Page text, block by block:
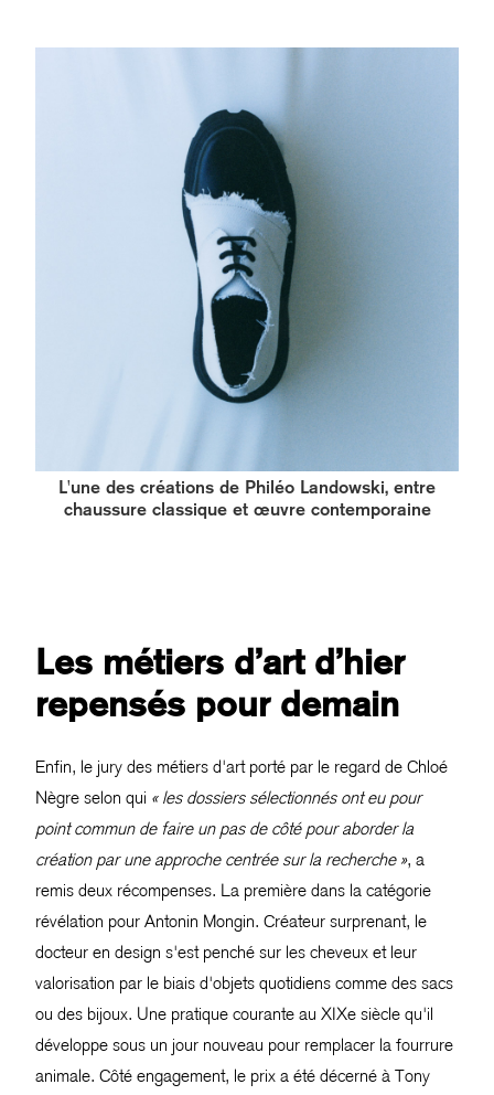
L'une des créations de Philéo Landowski, entre
chaussure classique et œuvre contemporaine
Les métiers d’art d’hier
repensés pour demain
Enfin, le jury des métiers d'art porté par le regard de Chloé
Nègre selon qui « les dossiers sélectionnés ont eu pour
point commun de faire un pas de côté pour aborder la
création par une approche centrée sur la recherche », a
remis deux récompenses. La première dans la catégorie
révélation pour Antonin Mongin. Créateur surprenant, le
docteur en design s'est penché sur les cheveux et leur
valorisation par le biais d'objets quotidiens comme des sacs
ou des bijoux. Une pratique courante au XIXe siècle qu'il
développe sous un jour nouveau pour remplacer la fourrure
animale. Côté engagement, le prix a été décerné à Tony